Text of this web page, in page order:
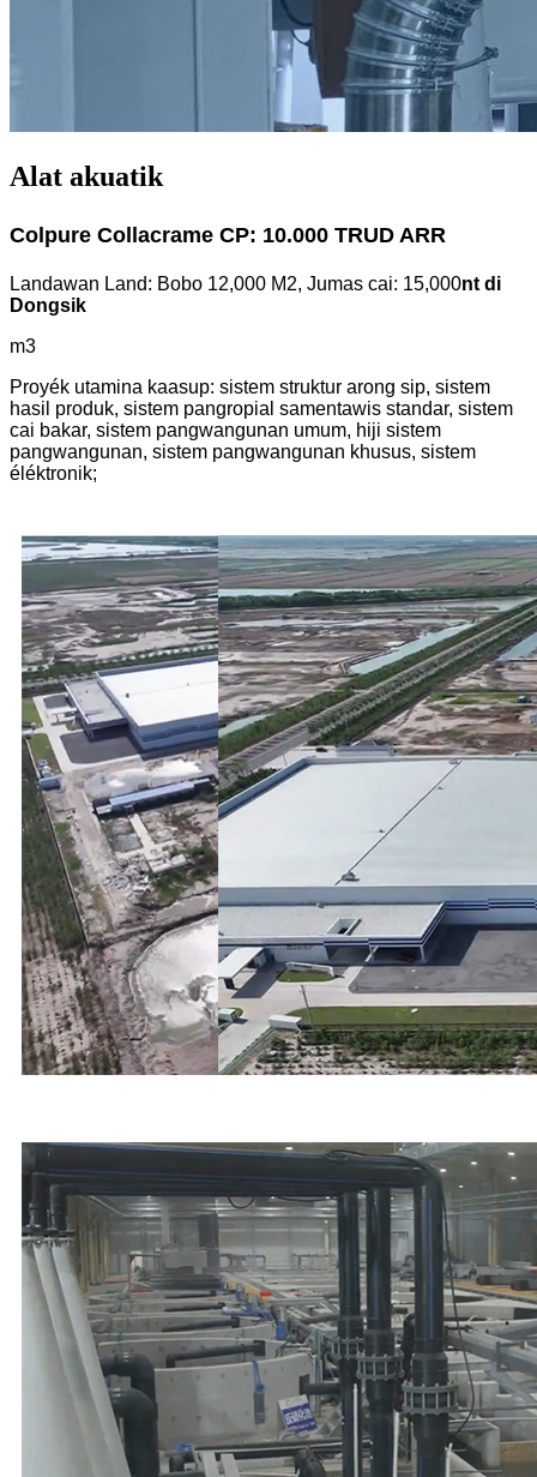
Alat akuatik
Colpure Collacrame CP: 10.000 TRUD ARR
Landawan Land: Bobo 12,000 M2, Jumas cai: 15,000nt di
Dongsik
m3
Proyék utamina kaasup: sistem struktur arong sip, sistem
hasil produk, sistem pangropial samentawis standar, sistem
cai bakar, sistem pangwangunan umum, hiji sistem
pangwangunan, sistem pangwangunan khusus, sistem
éléktronik;